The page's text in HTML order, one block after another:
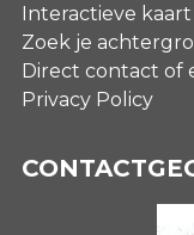
Interactieve
Zoek je
Direct contact of
Privacy Policy